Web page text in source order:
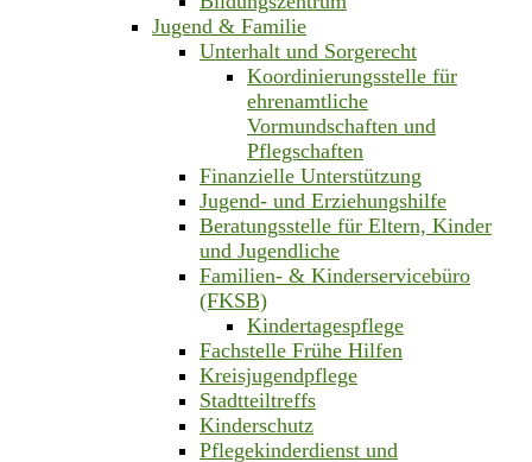
Jugend & Familie
Unterhalt und Sorgerecht
Koordinierungsstelle für
ehrenamtliche
Vormundschaften und
Pflegschaften
Finanzielle Unterstützung
Jugend- und Erziehungshilfe
Beratungsstelle für Eltern, Kinder
und Jugendliche
Familien- & Kinderservicebüro
(FKSB)
Kindertagespflege
Fachstelle Frühe Hilfen
Kreisjugendpflege
Stadtteiltreffs
Kinderschutz
Pflegekinderdienst und